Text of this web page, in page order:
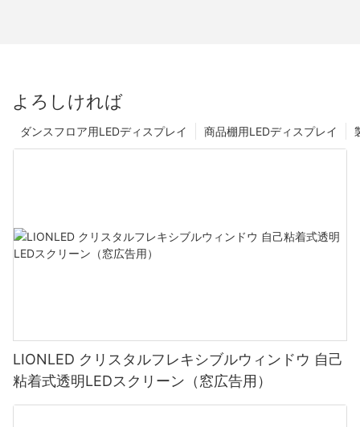
よろしければ
商品棚用LEDディスプレイ
ダンスフロア用LEDディスプレイ
LIONLED クリスタルフレキシブルウィンドウ 自己
粘着式透明LEDスクリーン（窓広告用）